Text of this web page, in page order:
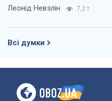
Леонід Невзлін 7,2 т.
Всі думки